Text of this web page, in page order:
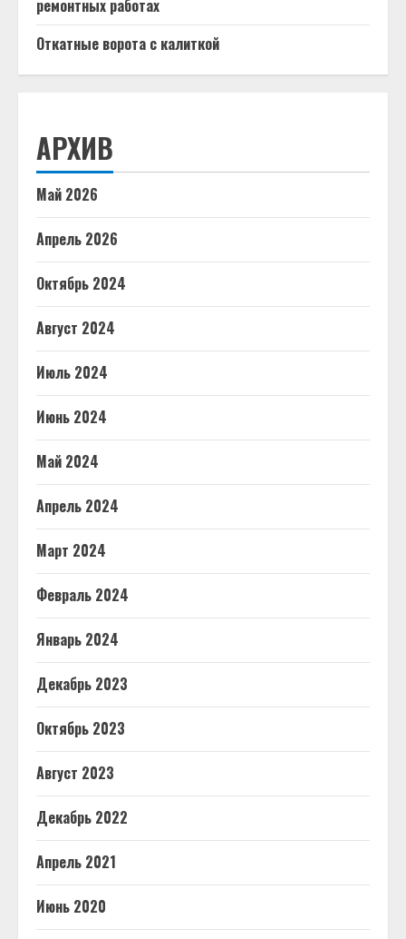
ремонтных работах
Откатные ворота с калиткой
АРХИВ
Май 2026
Апрель 2026
Октябрь 2024
Август 2024
Июль 2024
Июнь 2024
Май 2024
Апрель 2024
Март 2024
Февраль 2024
Январь 2024
Декабрь 2023
Октябрь 2023
Август 2023
Декабрь 2022
Апрель 2021
Июнь 2020